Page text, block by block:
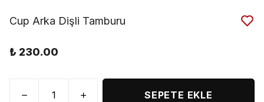
Cup Arka Dişli Tamburu
₺ 230.00
SEPETE EKLE